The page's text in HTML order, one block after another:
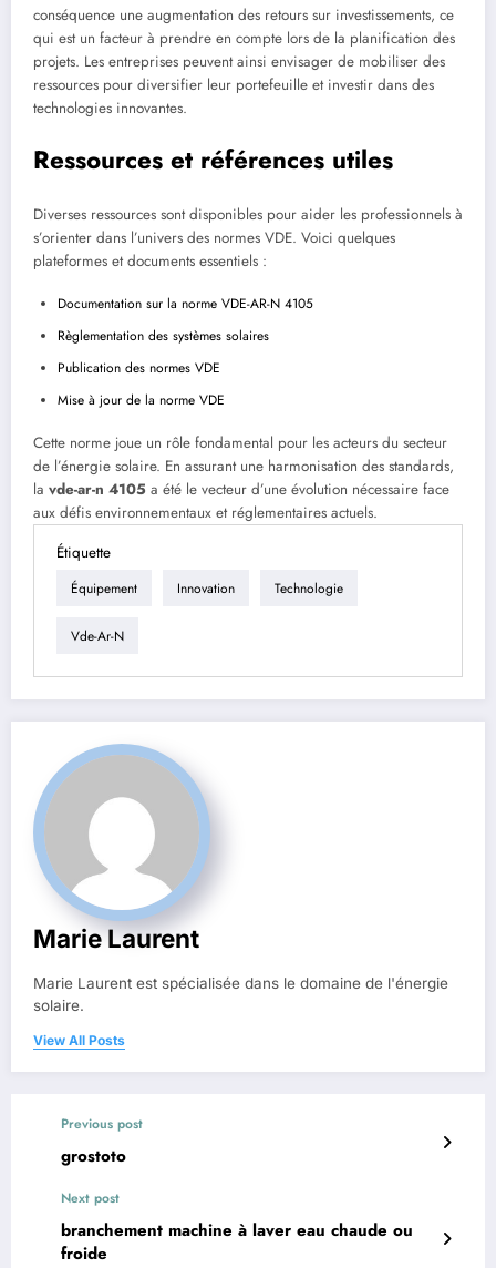
conséquence une augmentation des retours sur investissements, ce
qui est un facteur à prendre en compte lors de la planification des
projets. Les entreprises peuvent ainsi envisager de mobiliser des
ressources pour diversifier leur portefeuille et investir dans des
technologies innovantes.
Ressources et références utiles
Diverses ressources sont disponibles pour aider les professionnels à
s’orienter dans l’univers des normes VDE. Voici quelques
plateformes et documents essentiels :
Documentation sur la norme VDE-AR-N 4105
Règlementation des systèmes solaires
Publication des normes VDE
Mise à jour de la norme VDE
Cette norme joue un rôle fondamental pour les acteurs du secteur
de l’énergie solaire. En assurant une harmonisation des standards,
la vde-ar-n 4105 a été le vecteur d’une évolution nécessaire face
aux défis environnementaux et réglementaires actuels.
Étiquette
Équipement Innovation Technologie
Vde-Ar-N
Marie Laurent
Marie Laurent est spécialisée dans le domaine de l'énergie
solaire.
View All Posts
Previous post
grostoto
Next post
branchement machine à laver eau chaude ou
froide